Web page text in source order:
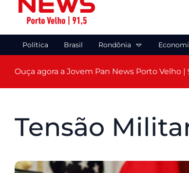
Política Brasil Rondônia
Ouça agora a Jovem Pan News Porto Velho |
Tensão